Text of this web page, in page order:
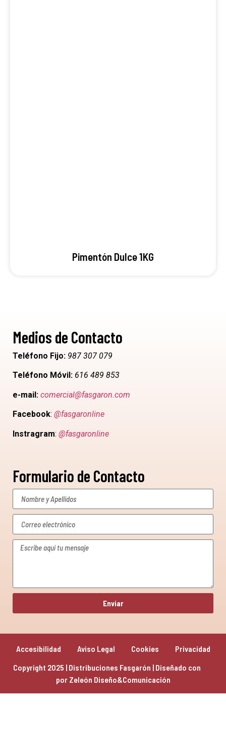
Pimentón Dulce 1KG
Medios de Contacto
Teléfono Fijo: 987 307 079
Teléfono Móvil: 616 489 853
e-mail: comercial@fasgaron.com
Facebook: @fasgaronline
Instragram: @fasgaronline
Enviar
Formulario de Contacto
Copyright 2025 | Distribuciones Fasgarón | Diseñado con
por Zeleón Diseño&Comunicación
Accesibilidad Aviso Legal Cookies Privacidad